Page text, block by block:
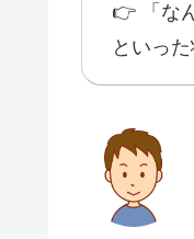
👉 「な
といっ